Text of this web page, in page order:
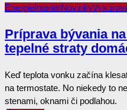
EnergieInteriérNovinky
Príprava bývania
tepelné straty
Keď teplota vonku začína
na termostate. No niekedy to
stenami, oknami či podlahou.